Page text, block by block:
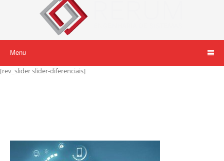
Menu
[rev_slider slider-diferenciais]